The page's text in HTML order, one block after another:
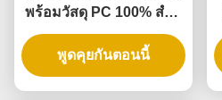
พร้อมวัสดุ PC 100% สําห
รับไฟ LED และกล้อง
CCTV
พูดคุยกันตอนนี้